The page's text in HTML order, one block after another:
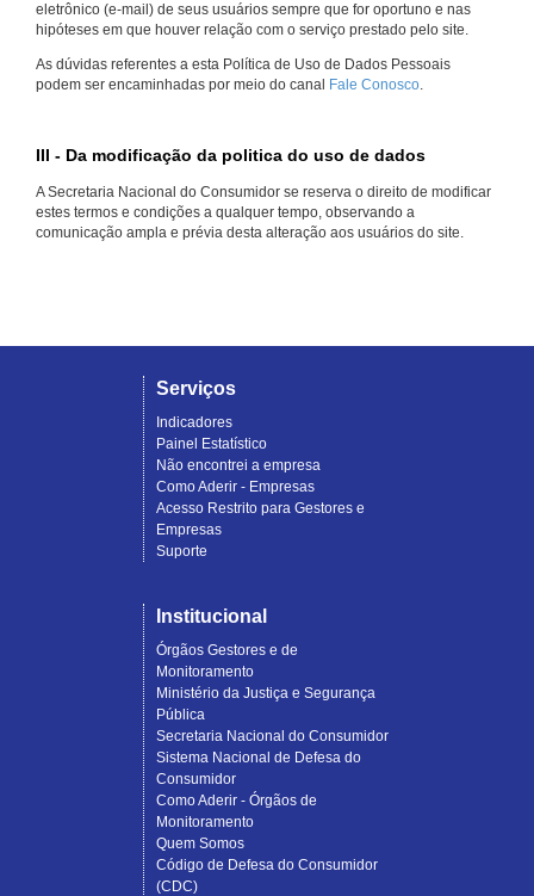
eletrônico (e-mail) de seus usuários sempre que for oportuno e nas
hipóteses em que houver relação com o serviço prestado pelo site.
As dúvidas referentes a esta Política de Uso de Dados Pessoais
podem ser encaminhadas por meio do canal Fale Conosco.
III - Da modificação da politica do uso de dados
A Secretaria Nacional do Consumidor se reserva o direito de modificar
estes termos e condições a qualquer tempo, observando a
comunicação ampla e prévia desta alteração aos usuários do site.
Serviços
Indicadores
Painel Estatístico
Não encontrei a empresa
Como Aderir - Empresas
Acesso Restrito para Gestores e
Empresas
Suporte
Institucional
Órgãos Gestores e de
Monitoramento
Ministério da Justiça e Segurança
Pública
Secretaria Nacional do Consumidor
Sistema Nacional de Defesa do
Consumidor
Como Aderir - Órgãos de
Monitoramento
Quem Somos
Código de Defesa do Consumidor
(CDC)